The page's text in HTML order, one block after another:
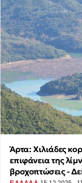
Άρτα: Χιλιάδες
επιφάνεια της
βροχοπτώσεις -